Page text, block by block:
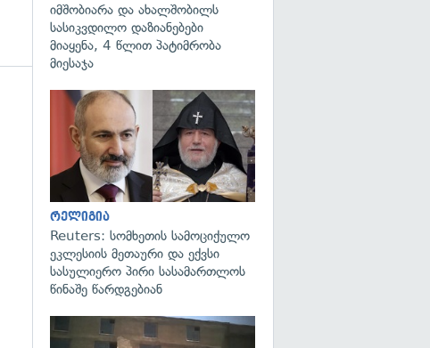
იმშობიარა და ახალშობილს
სასიკვდილო დაზიანებები
მიაყენა, 4 წლით პატიმრობა
მიესაჯა
რელიგია
Reuters: სომხეთის სამოციქულო
ეკლესიის მეთაური და ექვსი
სასულიერო პირი სასამართლოს
წინაშე წარდგებიან